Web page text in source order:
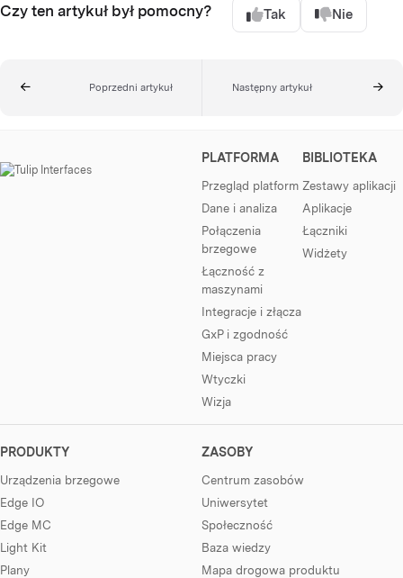
Czy ten artykuł był pomocny? Tak Nie
Poprzedni artykuł Następny artykuł
PLATFORMA
Przegląd platform
Dane i analiza
Połączenia
brzegowe
Łączność z
maszynami
Integracje i złącza
GxP i zgodność
Miejsca pracy
Wtyczki
Wizja
BIBLIOTEKA
Zestawy aplikacji
Aplikacje
Łączniki
Widżety
PRODUKTY
Urządzenia brzegowe
Edge IO
Edge MC
Light Kit
Plany
ZASOBY
Centrum zasobów
Uniwersytet
Społeczność
Baza wiedzy
Mapa drogowa produktu